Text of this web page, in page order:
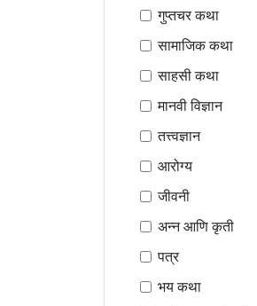
गुप्तचर कथा
सामाजिक कथा
साहसी कथा
मानवी विज्ञान
तत्त्वज्ञान
आरोग्य
जीवनी
अन्न आणि कृती
पत्र
भय कथा